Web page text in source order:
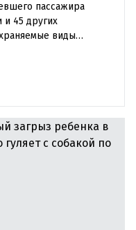
пассажира
и 45 других
виды